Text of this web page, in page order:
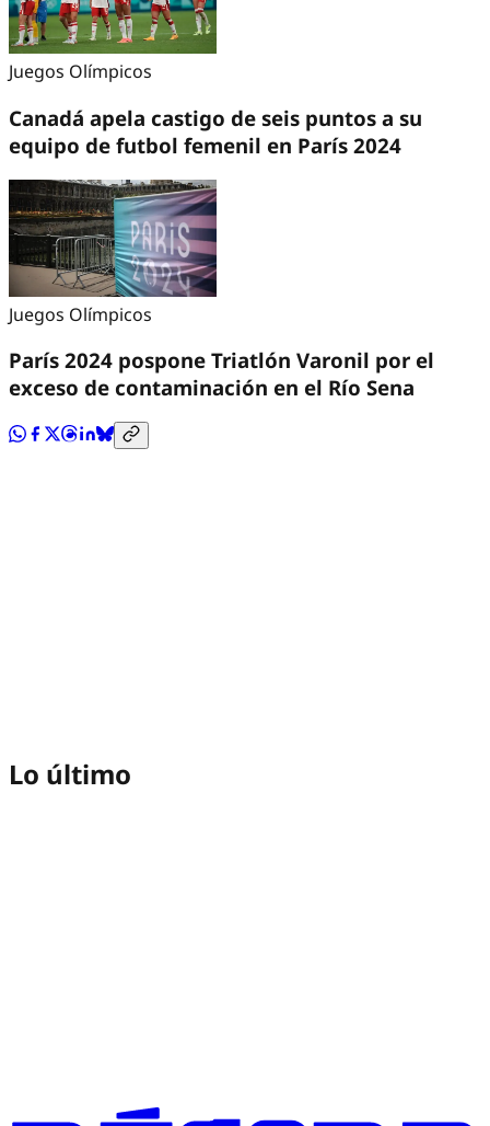
Juegos Olímpicos
Canadá apela castigo de seis puntos a su
equipo de futbol femenil en París 2024
Juegos Olímpicos
París 2024 pospone Triatlón Varonil por el
exceso de contaminación en el Río Sena
Lo último